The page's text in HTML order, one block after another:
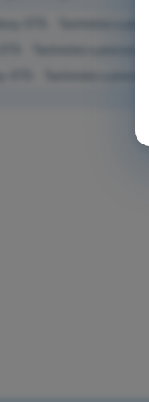
STS - Technická a
- Technická a
STS - Technická a